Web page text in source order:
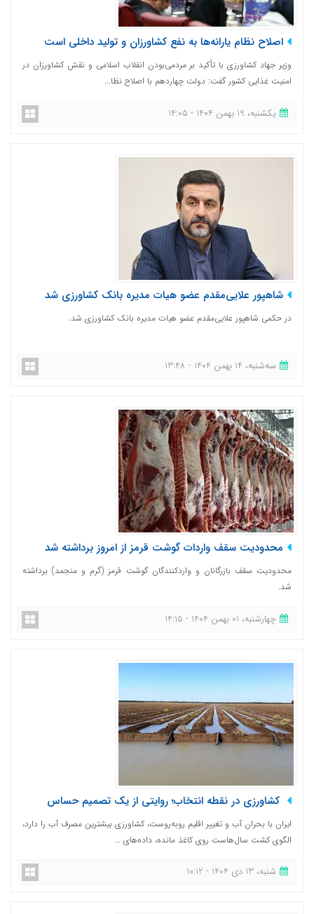
اصلاح نظام یارانه‌ها به نفع کشاورزان و تولید داخلی است
وزیر جهاد کشاورزی با تأکید بر مردمی‌بودن انقلاب اسلامی و نقش کشاورزان در
امنیت غذایی کشور گفت: دولت چهاردهم با اصلاح نظا...
یکشنبه، 19 بهمن 1404 - 14:05
شاهپور علایی‌مقدم عضو هیات مدیره بانک کشاورزی شد
در حکمی شاهپور علایی‌مقدم عضو هیات مدیره بانک کشاورزی شد.
ﺳﻪشنبه، 14 بهمن 1404 - 13:48
محدودیت سقف واردات گوشت قرمز از امروز برداشته شد
محدودیت سقف بازرگانان و واردکنندگان گوشت قرمز (گرم و منجمد) برداشته
شد.
چهارشنبه، 01 بهمن 1404 - 14:15
کشاورزی در نقطه انتخاب؛ روایتی از یک تصمیم حساس
ایران با بحران آب و تغییر اقلیم روبه‌روست، کشاورزی بیشترین مصرف آب را دارد،
الگوی کشت سال‌هاست روی کاغذ مانده، داده‌های ...
شنبه، 13 دی 1404 - 10:12